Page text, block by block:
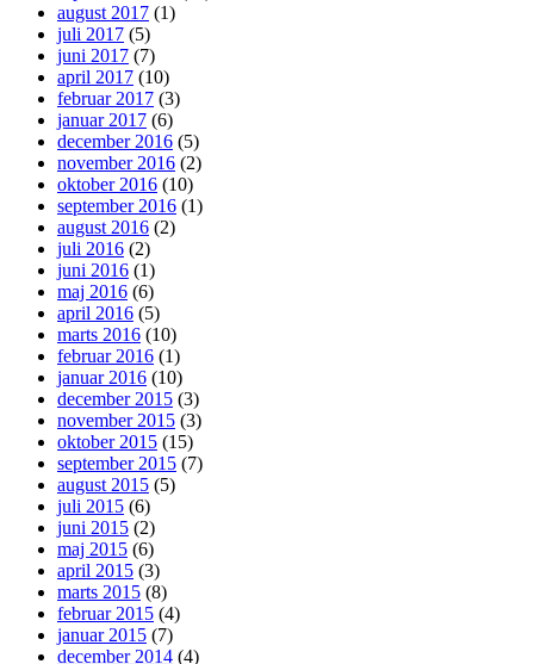
august 2017 (1)
juli 2017 (5)
juni 2017 (7)
april 2017 (10)
februar 2017 (3)
januar 2017 (6)
december 2016 (5)
november 2016 (2)
oktober 2016 (10)
september 2016 (1)
august 2016 (2)
juli 2016 (2)
juni 2016 (1)
maj 2016 (6)
april 2016 (5)
marts 2016 (10)
februar 2016 (1)
januar 2016 (10)
december 2015 (3)
november 2015 (3)
oktober 2015 (15)
september 2015 (7)
august 2015 (5)
juli 2015 (6)
juni 2015 (2)
maj 2015 (6)
april 2015 (3)
marts 2015 (8)
februar 2015 (4)
januar 2015 (7)
december 2014 (4)